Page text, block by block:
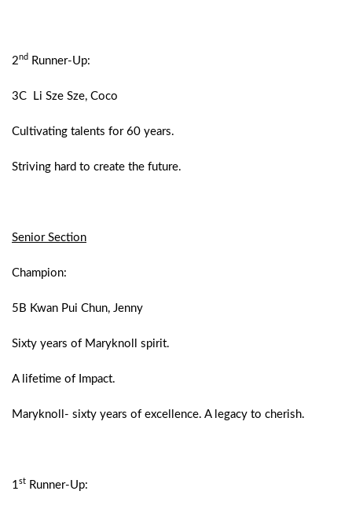
2nd Runner-Up:
3C Li Sze Sze, Coco
Cultivating talents for 60 years.
Striving hard to create the future.
Senior Section
Champion:
5B Kwan Pui Chun, Jenny
Sixty years of Maryknoll spirit.
A lifetime of Impact.
Maryknoll- sixty years of excellence. A legacy to cherish.
1 st Runner-Up: